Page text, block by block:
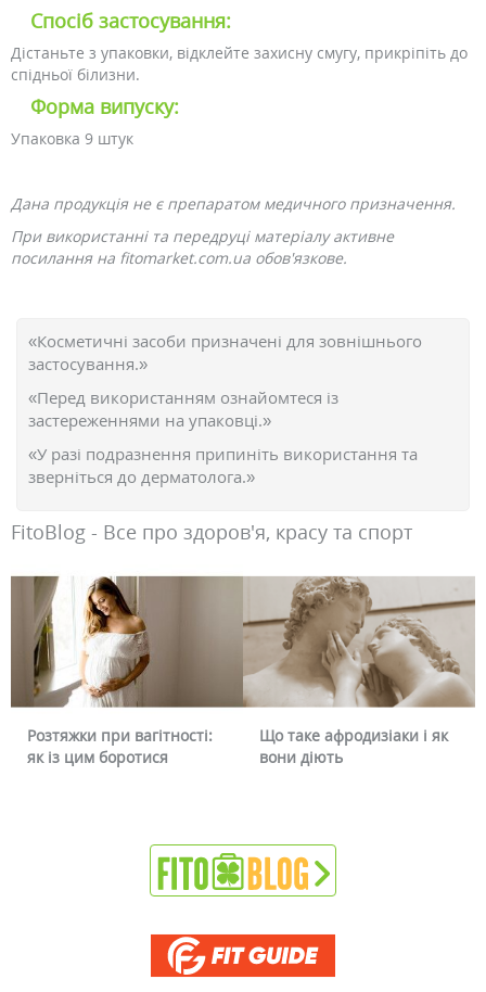
Спосіб застосування:
Дістаньте з упаковки, відклейте захисну смугу, прикріпіть до
спідньої білизни.
Форма випуску:
Упаковка 9 штук
Дана продукція не є препаратом медичного призначення.
При використанні та передруці матеріалу активне
посилання на fitomarket.com.ua обов'язкове.
«Косметичні засоби призначені для зовнішнього
застосування.»
«Перед використанням ознайомтеся із
застереженнями на упаковці.»
«У разі подразнення припиніть використання та
зверніться до дерматолога.»
FitoBlog - Все про здоров'я, красу та спорт
Розтяжки при вагітності:
як із цим боротися
Що таке афродизіаки і як
вони діють